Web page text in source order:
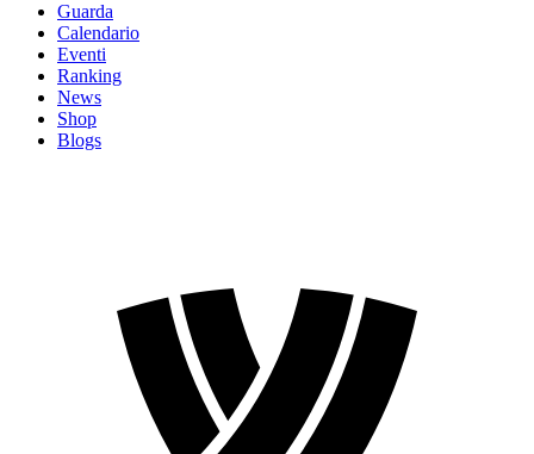
Guarda
Calendario
Eventi
Ranking
News
Shop
Blogs